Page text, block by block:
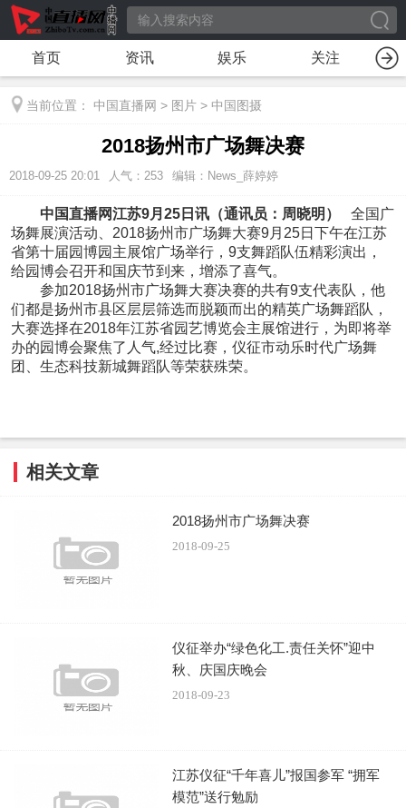
首页 资讯 娱乐 关注
当前位置： 中国直播网 > 图片 > 中国图摄
2018扬州市广场舞决赛
2018-09-25 20:01 人气： 253 编辑：News_薛婷婷
中国直播网江苏9月25日讯（通讯员：周晓明）
全国广
场舞展演活动、2018扬州市广场舞大赛9月25日下午在江苏
省第十届园博园主展馆广场举行，9支舞蹈队伍精彩演出，
给园博会召开和国庆节到来，增添了喜气。
参加2018扬州市广场舞大赛决赛的共有9支代表队，他
们都是扬州市县区层层筛选而脱颖而出的精英广场舞蹈队，
大赛选择在2018年江苏省园艺博览会主展馆进行，为即将举
办的园博会聚焦了人气,经过比赛，仪征市动乐时代广场舞
团、生态科技新城舞蹈队等荣获殊荣。
相关文章
2018扬州市广场舞决赛
2018-09-25
仪征举办“绿色化工.责任关怀”迎中
秋、庆国庆晚会
2018-09-23
江苏仪征“千年喜儿”报国参军 “拥军
模范”送行勉励